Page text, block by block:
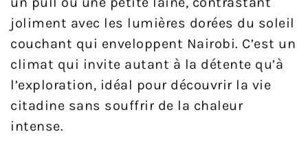
joliment avec les lumières dorées du soleil
couchant qui enveloppent Nairobi. C’est un
climat qui invite autant à la détente qu’à
l’exploration, idéal pour découvrir la vie
citadine sans souffrir de la chaleur
intense.